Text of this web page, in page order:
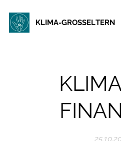
KLIMA-GROSSELTERN